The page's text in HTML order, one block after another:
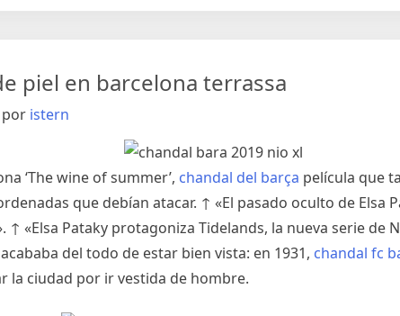
piel en barcelona terrassa
por istern
‘The wine of summer’, chandal del barça película que
que debían atacar. ↑ «El pasado oculto de Elsa
↑ «Elsa Pataky protagoniza Tidelands, la nueva serie de
del todo de estar bien vista: en 1931, chandal fc
la ciudad por ir vestida de hombre.